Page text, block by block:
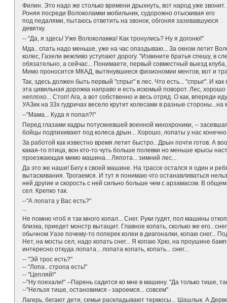
Филин. Это надо же столько времени дрыхнуть, вот народ уже звонит.
Роняя посреди Волоколамки мобильник, судорожно отыскивая его
под педалями, пытаюсь ответить на звонок, обгоняя зазевавшуюся
девятку.
-- "Да, я здесь! Уже Волоколамка! Как тронулись? Ну я догоню!"
Мда.. спать надо меньше, уже на час опаздываю... За окном летит
колес, Газели вежливо уступают дорогу. "Извините братья спешу, в
обязательно, а сейчас... Понимаете, первый совместный выезд
Мимо проносится МКАД, вытянувшиеся физиономии ментов, вот и
Так, здесь должен быть первый "спрыг" в лес. Что есть... "спрыг". И
эта цивильная дорожка направо и есть искомый поворот. Лес,
неплохо... Стоп! Ага, а вот собственно и весь отряд. О как, впереди
УАЗик на 33х гудричах весело крутит колесами в разные стороны...на
--"Мама... Куда я попал?!"
Перед глазами кадры потускневшей военной кинохроники, --
бойцы подпихивают под колеса дрын... Хорошо, лопаты у нас
За работой как известно время летит быстро.. Дрын почти готов. А
какая-то птица, вон кто-то чуть больше полевки но меньше крысы
проезжающая мимо машина... Ляпота... зимний лес...
Да это же наши! Бегу к своей машине. На трассе остался я один и
вытаскивания. Трогаемся. И тут я понимаю что останавливаться
ней другие и скорость с ней сильно больше чем с арзамасом. В
сел. Крепко так.
--"А лопата у Вас есть?"
...
Не помню чтоб я так много копал... Снег. Руки гудят, пол машины
близка, приедет монстр вытащит. Главное копать, сколько же его..
обычном Уазе почему-то поперек колеи в диагоналки, копаю снег...
Нет, на мосты сел, надо копать снег... Я копаю Хрю, на проушине
интересно откуда лопата... лопата копать, копать... снег...
-- "Эй трос есть?"
-- "Лопа.. стропа есть!"
-- "Цепляй!"
--"Ну поехали!" --Парень садится ко мне в машину. "Да только тише,
--"Нельзя тише, остановимся - зароемся... совсем"
Лагерь, бегают дети, семьи раскладывают термосы... Шашлык. А